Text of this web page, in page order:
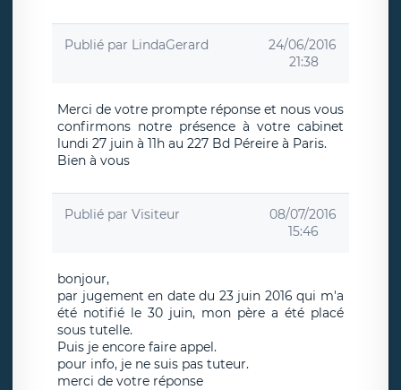
Publié par LindaGerard
24/06/2016
21:38
Merci de votre prompte réponse et nous vous
confirmons notre présence à votre cabinet
lundi 27 juin à 11h au 227 Bd Péreire à Paris.
Bien à vous
Publié par Visiteur
08/07/2016
15:46
bonjour,
par jugement en date du 23 juin 2016 qui m'a
été notifié le 30 juin, mon père a été placé
sous tutelle.
Puis je encore faire appel.
pour info, je ne suis pas tuteur.
merci de votre réponse